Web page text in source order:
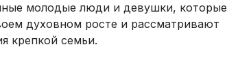
молодые люди и девушки, которые
духовном росте и рассматривают
крепкой семьи.